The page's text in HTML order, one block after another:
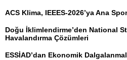
ACS Klima, IEEES-2026’ya Ana
Doğu İklimlendirme’den National
Havalandırma Çözümleri
ESSİAD’dan Ekonomik